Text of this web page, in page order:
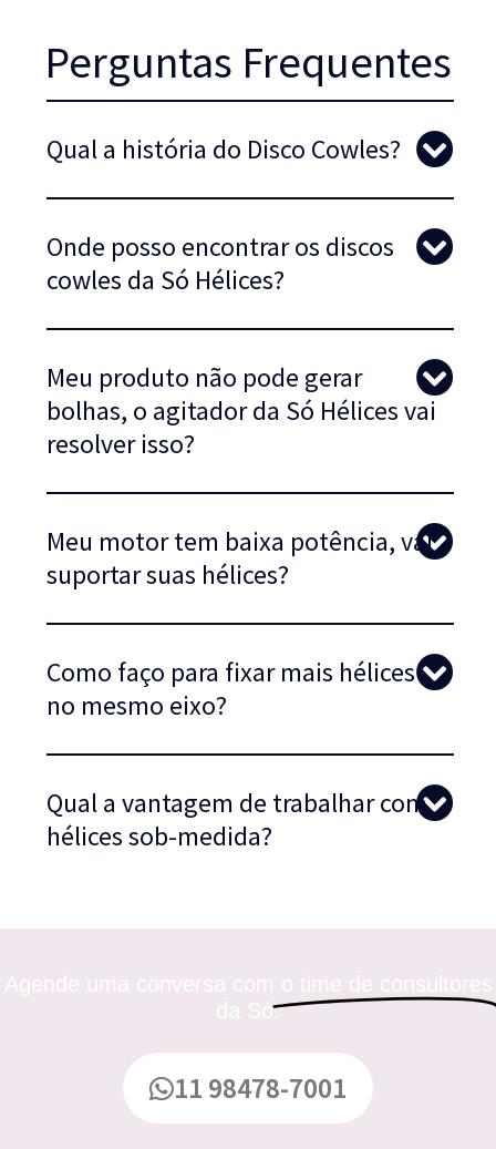
Perguntas Frequentes
Qual a história do Disco Cowles?
Onde posso encontrar os discos
cowles da Só Hélices?
Meu produto não pode gerar
bolhas, o agitador da Só Hélices vai
resolver isso?
Meu motor tem baixa potência, vai
suportar suas hélices?
Como faço para fixar mais hélices
no mesmo eixo?
Qual a vantagem de trabalhar com
hélices sob-medida?
Agende uma conversa com o time de consultores
da Só.
11 98478-7001